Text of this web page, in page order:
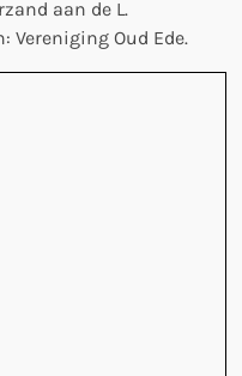
aan de L.
Vereniging Oud Ede.